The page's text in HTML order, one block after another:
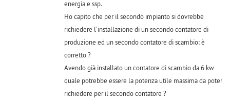
energia e ssp.
Ho capito che per il secondo impianto si dovrebbe
richiedere l'installazione di un secondo contatore di
produzione ed un secondo contatore di scambio: è
corretto ?
Avendo già installato un contatore di scambio da 6 kw
quale potrebbe essere la potenza utile massima da poter
richiedere per il secondo contatore ?